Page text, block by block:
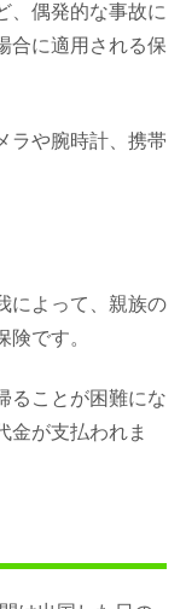
、偶発的な事故に
合に適用される保
ラや腕時計、携帯
によって、親族の
です。
ることが困難にな
金が支払われま